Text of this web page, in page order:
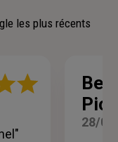
les plus récents
28/